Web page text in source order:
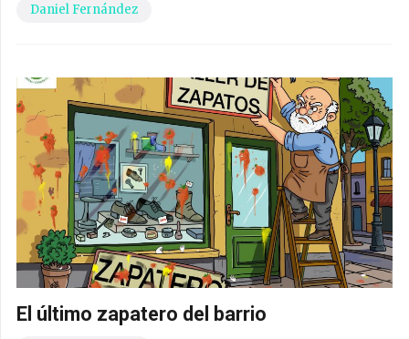
Daniel Fernández
El último zapatero del barrio